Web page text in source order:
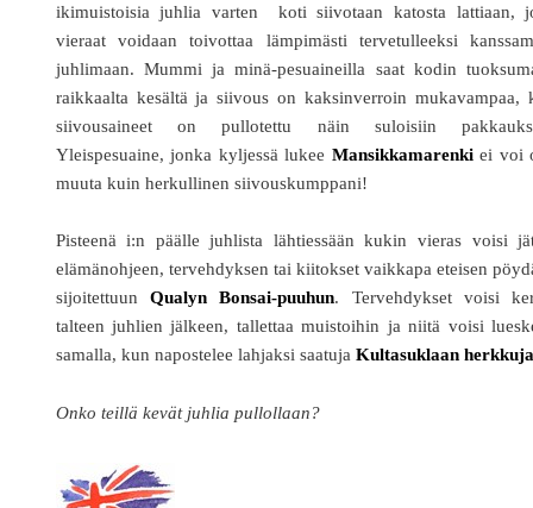
ikimuistoisia juhlia varten koti siivotaan katosta lattiaan,
vieraat voidaan toivottaa lämpimästi tervetulleeksi
juhlimaan. Mummi ja minä-pesuaineilla saat kodin
raikkaalta kesältä ja siivous on kaksinverroin mukavampaa,
siivousaineet on pullotettu näin suloisiin
Yleispesuaine, jonka kyljessä lukee Mansikkamarenkiei voi
muuta kuin herkullinen siivouskumppani!
Pisteenä i:n päälle juhlista lähtiessään kukin vieras voisi
elämänohjeen, tervehdyksen tai kiitokset vaikkapa eteisen
sijoitettuun Qualyn Bonsai-puuhun. Tervehdykset voisi
talteen juhlien jälkeen, tallettaa muistoihin ja niitä voisi
samalla, kun napostelee lahjaksi saatuja Kultasuklaan herkkuja
Onko teillä kevät juhlia pullollaan?